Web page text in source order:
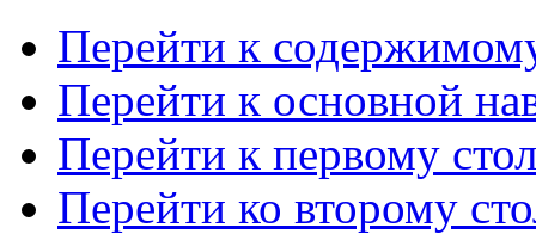
Перейти к
Перейти к основной
Перейти к первому
Перейти ко второму